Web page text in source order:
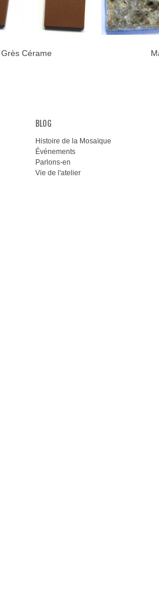
Grès Cérame
BLOG
Histoire de la Mosaïque
Événements
Parlons-en
Vie de l'atelier